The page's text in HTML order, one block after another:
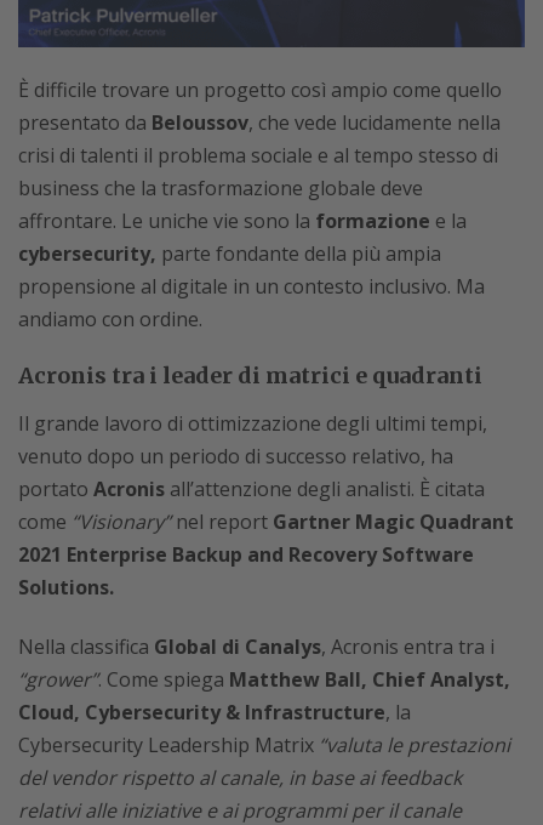
È difficile trovare un progetto così ampio come quello
presentato da Beloussov, che vede lucidamente nella
crisi di talenti il problema sociale e al tempo stesso di
business che la trasformazione globale deve
affrontare. Le uniche vie sono la formazione e la
cybersecurity, parte fondante della più ampia
propensione al digitale in un contesto inclusivo. Ma
andiamo con ordine.
Acronis tra i leader di matrici e quadranti
Il grande lavoro di ottimizzazione degli ultimi tempi,
venuto dopo un periodo di successo relativo, ha
portato Acronis all’attenzione degli analisti. È citata
come “Visionary”nel report Gartner Magic Quadrant
2021 Enterprise Backup and Recovery Software
Solutions.
Nella classifica Global di Canalys, Acronis entra tra i
“grower”. Come spiega Matthew Ball, Chief Analyst,
Cloud, Cybersecurity & Infrastructure, la
Cybersecurity Leadership Matrix “valuta le prestazioni
del vendor rispetto al canale, in base ai feedback
relativi alle iniziative e ai programmi per il canale